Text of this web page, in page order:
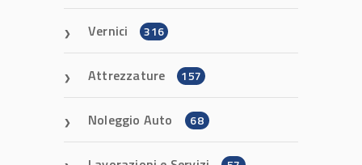
Vernici 316
Attrezzature 157
Noleggio Auto 68